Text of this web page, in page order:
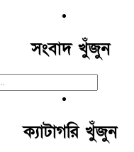
সংবাদ খুঁজুন
ক্যাটাগরি খুঁজুন